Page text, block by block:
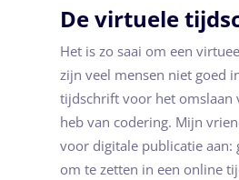
De virtuele
Het is zo saai om een
zijn veel mensen niet goed
tijdschrift voor het omslaan
heb van codering. Mijn
voor digitale publicatie
om te zetten in een online